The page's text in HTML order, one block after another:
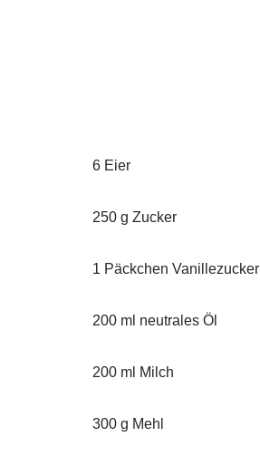
6 Eier
250 g Zucker
1 Päckchen Vanillezucker
200 ml neutrales Öl
200 ml Milch
300 g Mehl